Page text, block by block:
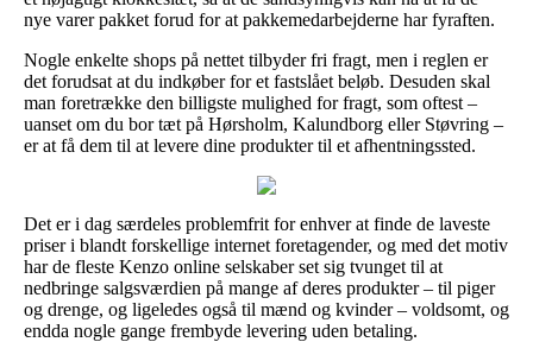
nye varer pakket forud for at pakkemedarbejderne har fyraften.
Nogle enkelte shops på nettet tilbyder fri fragt, men i reglen er
det forudsat at du indkøber for et fastslået beløb. Desuden skal
man foretrække den billigste mulighed for fragt, som oftest –
uanset om du bor tæt på Hørsholm, Kalundborg eller Støvring –
er at få dem til at levere dine produkter til et afhentningssted.
Det er i dag særdeles problemfrit for enhver at finde de laveste
priser i blandt forskellige internet foretagender, og med det motiv
har de fleste Kenzo online selskaber set sig tvunget til at
nedbringe salgsværdien på mange af deres produkter – til piger
og drenge, og ligeledes også til mænd og kvinder – voldsomt, og
endda nogle gange frembyde levering uden betaling.